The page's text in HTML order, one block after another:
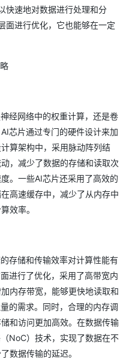
快速地对数据进行处理和分
面进行优化，它也能够在一定
经网络中的权重计算，还是卷
芯片通过专门的硬件设计来加
算架构中，采用脉动阵列结
，减少了数据的存储和读取次
。一些AI芯片还采用了高效的
高速缓存中，减少了从内存中
效率。
存储和传输效率对计算性能有
进行了优化，采用了高带宽内
内存带宽，能够更快地读取和
的需求。同时，合理的内存调
和访问更加高效。在数据传输
NoC）技术，实现了数据在不
数据传输的延迟。